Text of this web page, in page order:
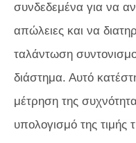
συνδεδεμένα για να
απώλειες και να
ταλάντωση
διάστημα. Αυτό
μέτρηση της
υπολογισμό της τιμής